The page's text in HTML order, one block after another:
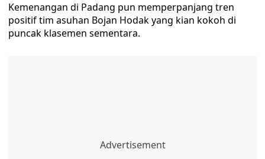
Kemenangan di Padang pun memperpanjang tren
positif tim asuhan Bojan Hodak yang kian kokoh di
puncak klasemen sementara.